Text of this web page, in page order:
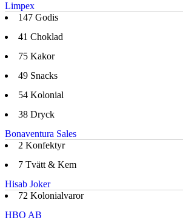
Limpex
147 Godis
41 Choklad
75 Kakor
49 Snacks
54 Kolonial
38 Dryck
Bonaventura Sales
2 Konfektyr
7 Tvätt & Kem
Hisab Joker
72 Kolonialvaror
HBO AB